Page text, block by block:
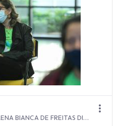
Modificado há 5 Anos por MYLENA BIANCA DE FREITAS DIAS.